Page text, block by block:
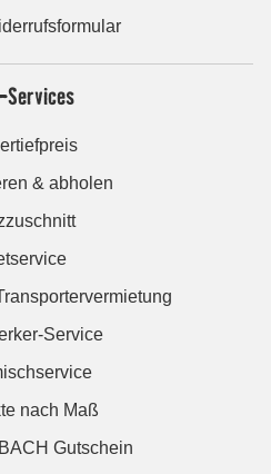
Services
& abholen
Service
nach Maß
Gutschein